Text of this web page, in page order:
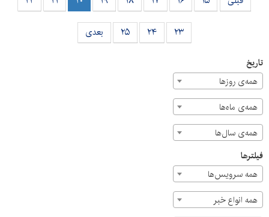
۲۳ ۲۴ ۲۵ بعدی
تاریخ
همه‌ی روزها
همه‌ی ماه‌ها
همه‌ی سال‌ها
فیلترها
همه سرویس‌ها
همه انواع خبر